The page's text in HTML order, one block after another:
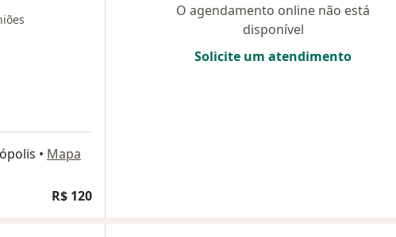
• Mapa
R$ 120
O agendamento online não está
disponível
Solicite um atendimento